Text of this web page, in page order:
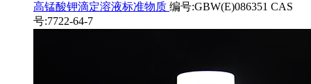
高锰酸钾滴定溶液标准物质 编号:GBW(E)086351 CAS
号:7722-64-7